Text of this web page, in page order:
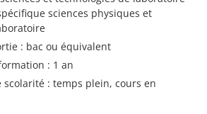
sciences physiques et
: bac ou équivalent
: 1 an
scolarité : temps plein, cours en